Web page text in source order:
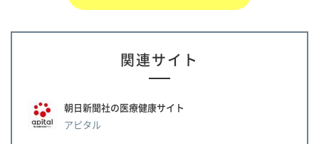
関連サイト
朝日新聞社の医療健康サイト
アピタル